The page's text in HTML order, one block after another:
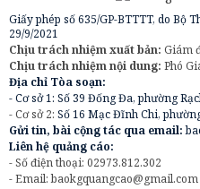
Giấy phép số 635/GP-BTTTT, do Bộ
29/9/2021
Chịu trách nhiệm xuất bản: Giám
Chịu trách nhiệm nội dung: Phó
Địa chỉ Tòa soạn:
- Cơ sở 1: Số 39 Đống Đa, phường
- Cơ sở 2: Số 16 Mạc Đĩnh Chi,
Gửi tin, bài cộng tác qua email:
Liên hệ quảng cáo:
- Số điện thoại: 02973.812.302
- Email:baokgquangcao@gmail.com